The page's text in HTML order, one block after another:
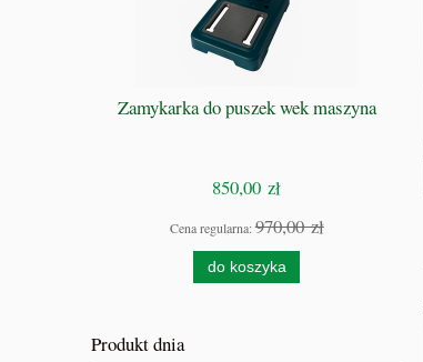
Zamykarka do puszek wek maszyna
850,00 zł
Cena regularna:970,00 zł
do koszyka
Produkt dnia